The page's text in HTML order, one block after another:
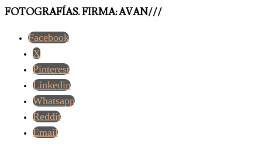
FOTOGRAFÍAS. FIRMA: AVAN///
Facebook
X
Pinterest
Linkedin
Whatsapp
Reddit
Email